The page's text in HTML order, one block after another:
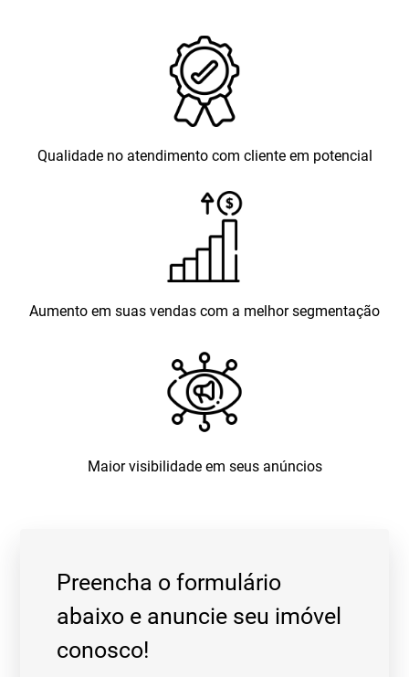
Qualidade no atendimento com cliente em potencial
Aumento em suas vendas com a melhor segmentação
Maior visibilidade em seus anúncios
Preencha o formulário
abaixo e anuncie seu imóvel
conosco!